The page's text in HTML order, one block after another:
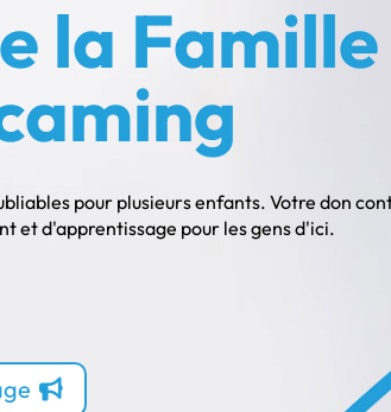
la Famille
pour plusieurs enfants. Votre don
et d'apprentissage pour les gens d'ici.